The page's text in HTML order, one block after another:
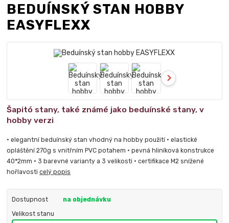
BEDUÍNSKÝ STAN HOBBY
EASYFLEXX
Šapitó stany, také známé jako beduínské stany, v
hobby verzi
• elegantní beduínský stan vhodný na hobby použití • elastické
opláštění 270g s vnitřním PVC potahem • pevná hliníková konstrukce
40*2mm • 3 barevné varianty a 3 velikosti • certifikace M2 snížené
hořlavosticelý popis
Dostupnost na objednávku
Velikost stanu